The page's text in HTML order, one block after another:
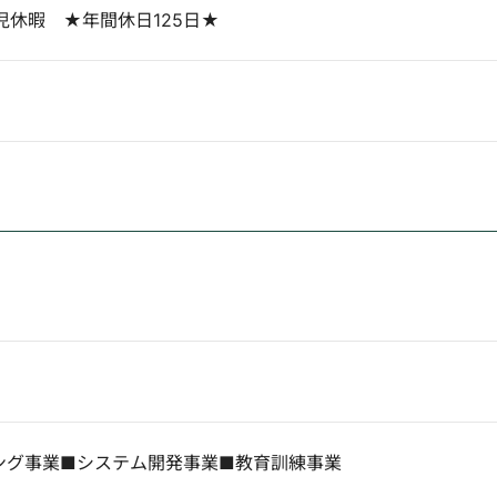
休暇 ★年間休日125日★
事業■システム開発事業■教育訓練事業